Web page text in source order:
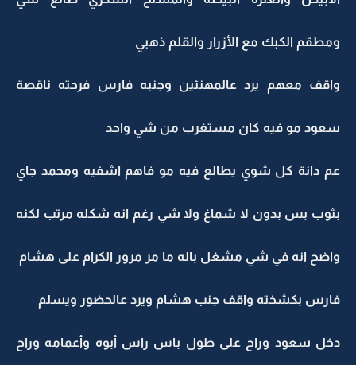
ومطقم الكبك مع الأزرار والقلم ذهبي
واقف معهم يرد عالمهنئين وجنبه فارس فرحته ناقصة
سعود مو فيه كان مستغرب من شي واحد
عم دانة كل شوي يطالع فيه مو فاهم اشفيه ومحمد جاي
بثوب بس بدون لا شماغ ولا شي رغم انه شكله مرتب لكنه
واضح انه في شي مشغل باله ما مر مرور الكرام على هشام
فارس بكشخته واقف جنب هشام ويرد عالحضور ويسلم
دخل سعود وراح على طول باس راس أبوه وأعمامه وراح